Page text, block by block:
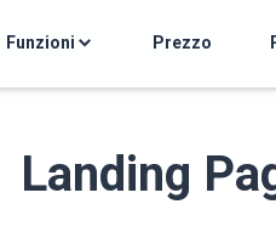
Funzioni Prezzo
Landing